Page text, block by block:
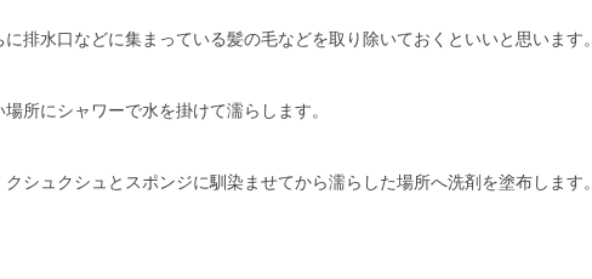
排水口などに集まっている髪の毛などを取り除いておくといいと思います。
所にシャワーで水を掛けて濡らします。
シュクシュとスポンジに馴染ませてから濡らした場所へ洗剤を塗布します。